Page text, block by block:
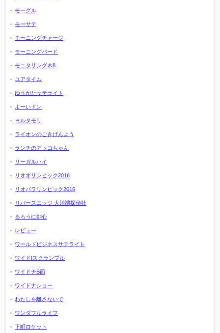
モーグル
モーサテ
モーニングチャージ
モーニングバード
モニタリング木8
ユアタイム
ゆうがたサテライト
よーいドン
ヨルタモリ
ライオンのごきげんよう
ランチのアッコちゃん
リーガルハイ
リオオリンピック2016
リオパラリンピック2016
リバースエッジ 大川端探偵社
るろうに剣心
レビュー
ワールドビジネスサテライト
ワイド!スクランブル
ワイドナB面
ワイドナショー
わたしを離さないで
ワンダフルライフ
下町ロケット